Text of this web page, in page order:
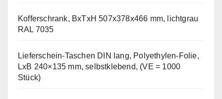
Kofferschrank, BxTxH 507x378x466 mm, lichtgrau
RAL 7035
Lieferschein-Taschen DIN lang, Polyethylen-Folie,
LxB 240×135 mm, selbstklebend, (VE = 1000
Stück)